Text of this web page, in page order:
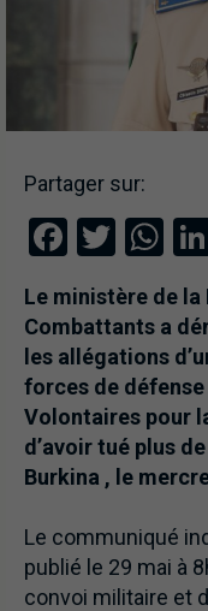
Partager sur:
Le ministère de la
Combattants a
les allégations
forces de
Volontaires pour
d’avoir tué plus
Burkina , le
Le communiqué
publié le 29 mai à
convoi militaire et